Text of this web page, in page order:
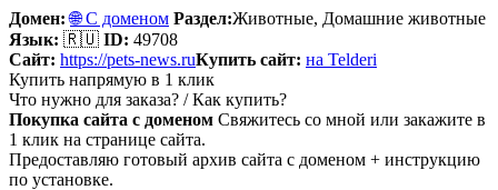
Домен: 🌐 С доменом Раздел:Животные, Домашние животные
Язык: 🇷🇺 ID: 49708
Сайт: https://pets-news.ruКупить сайт: на Telderi
Купить напрямую в 1 клик
Что нужно для заказа? / Как купить?
Покупка сайта с доменом Свяжитесь со мной или закажите в
1 клик на странице сайта.
Предоставляю готовый архив сайта с доменом + инструкцию
по установке.